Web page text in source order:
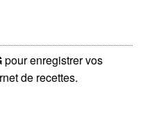
pour enregistrer vos
de recettes.